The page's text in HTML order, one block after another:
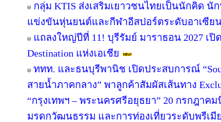
กลุ่ม KTIS ส่งเสริมเยาวชนไทยเป็นนักคิด นั
แข่งขันหุ่นยนต์และกีฬาอีสปอร์ตระดับอาเซีย
แถลงใหญ่ปีที่ 11! บุรีรัมย์ มาราธอน 2027 เปิ
Destination แห่งเอเชีย
ททท. และธนบุรีพานิช เปิดประสบการณ์
สายน้ำภาคกลาง” พาลูกค้าสัมผัสเส้นทาง
“กรุงเทพฯ – พระนครศรีอยุธยา” 20 กรกฎาค
มรดกวัฒนธรรม และการท่องเที่ยวระดับพรีเมี